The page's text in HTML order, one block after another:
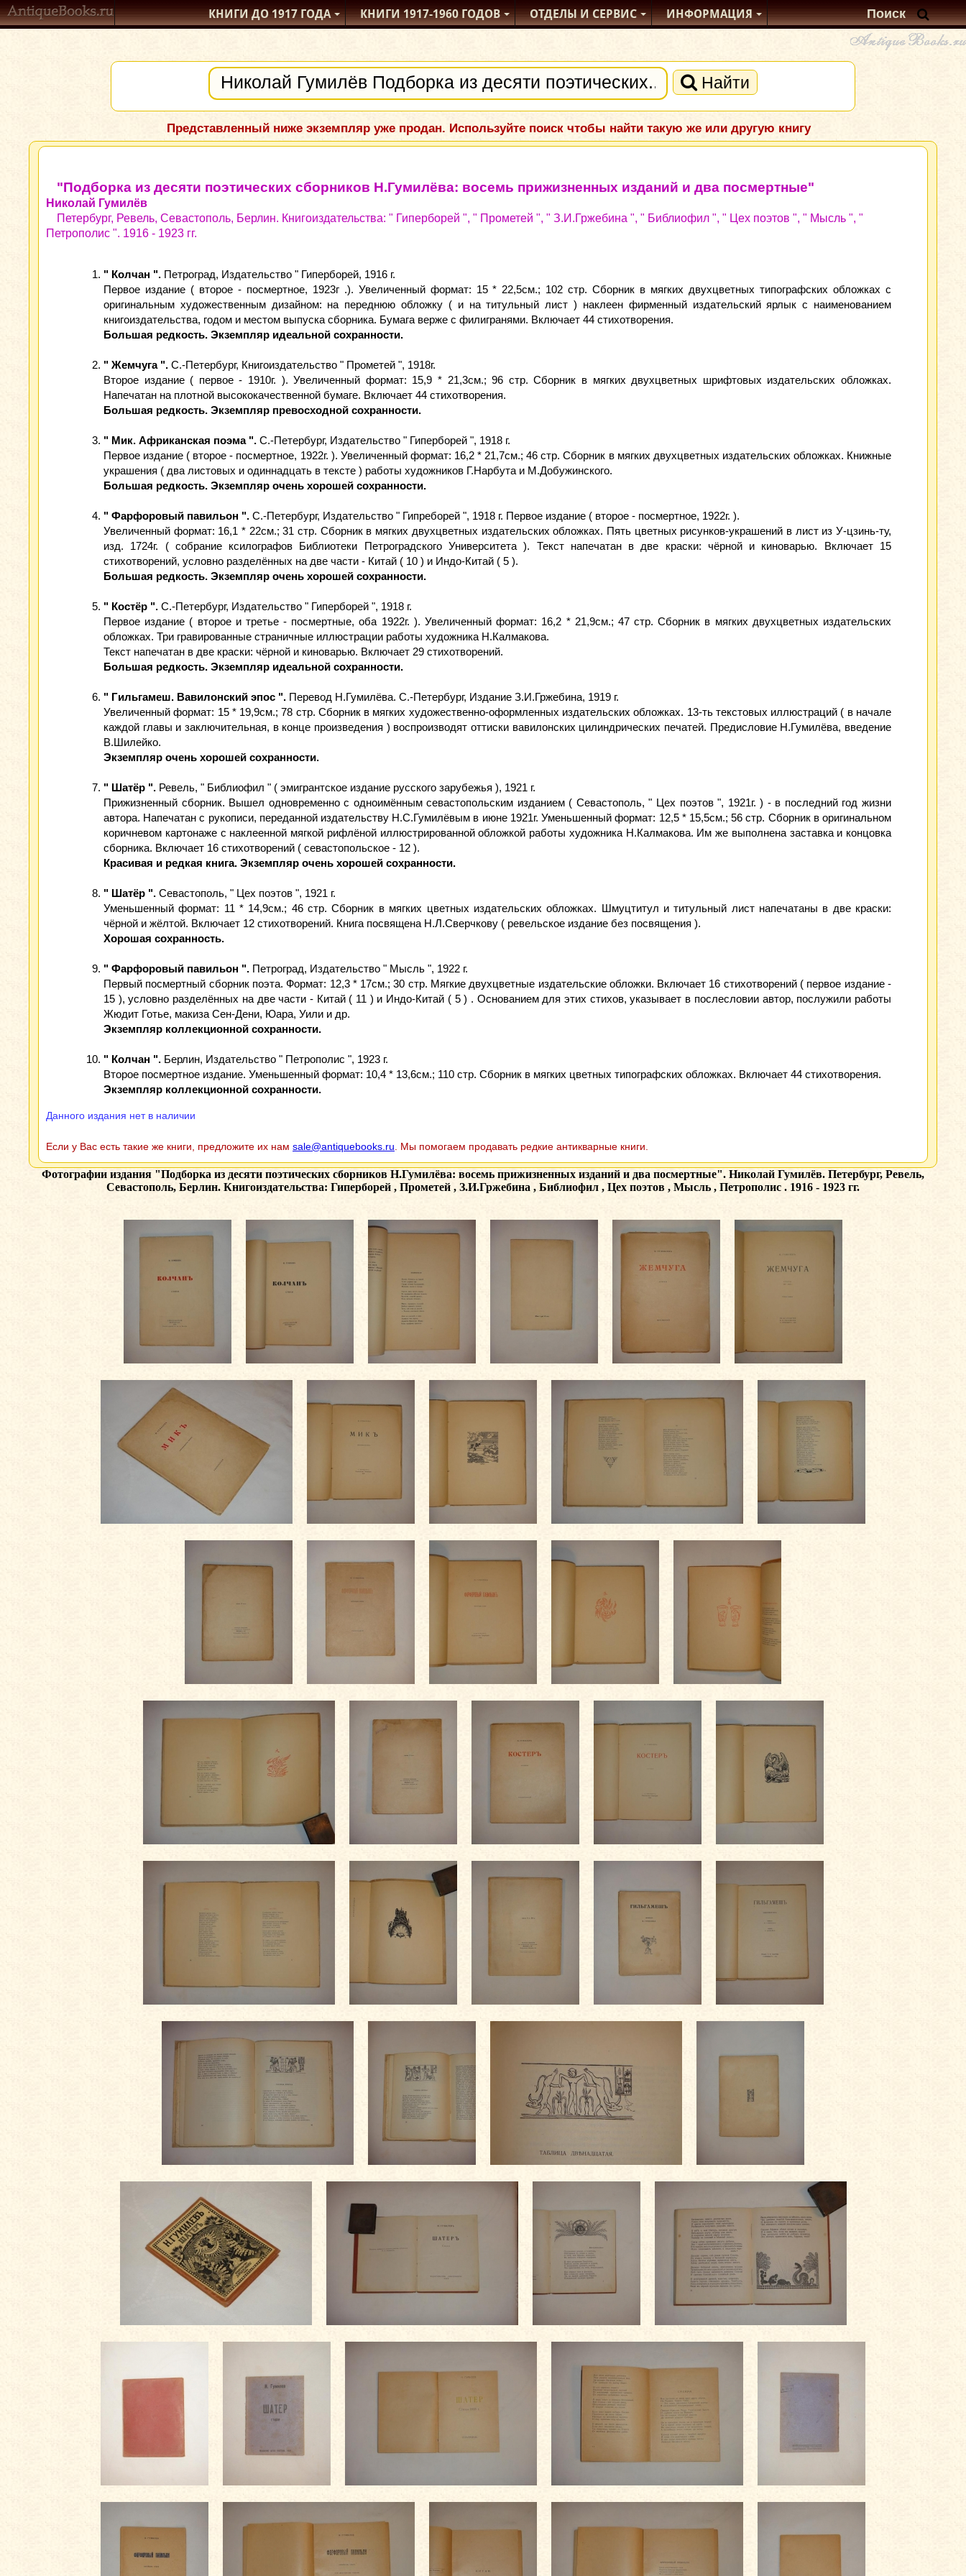
КНИГИ ДО 1917ГОДА КНИГИ1917-1960ГОДОВ ОТДЕЛЫИ СЕРВИС ИНФОРМАЦИЯ
Найти
Представленный ниже экземпляр уже продан. Используйте поиск чтобы найти такую же или другую книгу
"Подборка из десяти поэтических сборников Н.Гумилёва: восемь прижизненных изданий и два посмертные"
Николай Гумилёв
Петербург, Ревель, Севастополь, Берлин. Книгоиздательства: " Гиперборей ", " Прометей ", " З.И.Гржебина ", " Библиофил ", " Цех поэтов ", " Мысль ", "
Петрополис ". 1916 - 1923 гг.
" Колчан ". Петроград, Издательство " Гиперборей, 1916 г.
Первое издание ( второе - посмертное, 1923г .). Увеличенный формат: 15 * 22,5см.; 102 стр. Сборник в мягких двухцветных типографских обложках с
оригинальным художественным дизайном: на переднюю обложку ( и на титульный лист ) наклеен фирменный издательский ярлык с наименованием
книгоиздательства, годом и местом выпуска сборника. Бумага верже с филигранями. Включает 44 стихотворения.
Большая редкость. Экземпляр идеальной сохранности.
" Жемчуга ". С.-Петербург, Книгоиздательство " Прометей ", 1918г.
Второе издание ( первое - 1910г. ). Увеличенный формат: 15,9 * 21,3см.; 96 стр. Сборник в мягких двухцветных шрифтовых издательских обложках.
Напечатан на плотной высококачественной бумаге. Включает 44 стихотворения.
Большая редкость. Экземпляр превосходной сохранности.
" Мик. Африканская поэма ". С.-Петербург, Издательство " Гиперборей ", 1918 г.
Первое издание ( второе - посмертное, 1922г. ). Увеличенный формат: 16,2 * 21,7см.; 46 стр. Сборник в мягких двухцветных издательских обложках. Книжные
украшения ( два листовых и одиннадцать в тексте ) работы художников Г.Нарбута и М.Добужинского.
Большая редкость. Экземпляр очень хорошей сохранности.
" Фарфоровый павильон ". С.-Петербург, Издательство " Гипреборей ", 1918 г. Первое издание ( второе - посмертное, 1922г. ).
Увеличенный формат: 16,1 * 22см.; 31 стр. Сборник в мягких двухцветных издательских обложках. Пять цветных рисунков-украшений в лист из У-цзинь-ту,
изд. 1724г. ( собрание ксилографов Библиотеки Петроградского Университета ). Текст напечатан в две краски: чёрной и киноварью. Включает 15
стихотворений, условно разделённых на две части - Китай ( 10 ) и Индо-Китай ( 5 ).
Большая редкость. Экземпляр очень хорошей сохранности.
" Костёр ". С.-Петербург, Издательство " Гиперборей ", 1918 г.
Первое издание ( второе и третье - посмертные, оба 1922г. ). Увеличенный формат: 16,2 * 21,9см.; 47 стр. Сборник в мягких двухцветных издательских
обложках. Три гравированные страничные иллюстрации работы художника Н.Калмакова.
Текст напечатан в две краски: чёрной и киноварью. Включает 29 стихотворений.
Большая редкость. Экземпляр идеальной сохранности.
" Гильгамеш. Вавилонский эпос ". Перевод Н.Гумилёва. С.-Петербург, Издание З.И.Гржебина, 1919 г.
Увеличенный формат: 15 * 19,9см.; 78 стр. Сборник в мягких художественно-оформленных издательских обложках. 13-ть текстовых иллюстраций ( в начале
каждой главы и заключительная, в конце произведения ) воспроизводят оттиски вавилонских цилиндрических печатей. Предисловие Н.Гумилёва, введение
В.Шилейко.
Экземпляр очень хорошей сохранности.
" Шатёр ". Ревель, " Библиофил " ( эмигрантское издание русского зарубежья ), 1921 г.
Прижизненный сборник. Вышел одновременно с одноимённым севастопольским изданием ( Севастополь, " Цех поэтов ", 1921г. ) - в последний год жизни
автора. Напечатан с рукописи, переданной издательству Н.С.Гумилёвым в июне 1921г. Уменьшенный формат: 12,5 * 15,5см.; 56 стр. Сборник в оригинальном
коричневом картонаже с наклеенной мягкой рифлёной иллюстрированной обложкой работы художника Н.Калмакова. Им же выполнена заставка и концовка
сборника. Включает 16 стихотворений ( севастопольское - 12 ).
Красивая и редкая книга. Экземпляр очень хорошей сохранности.
" Шатёр ". Севастополь, " Цех поэтов ", 1921 г.
Уменьшенный формат: 11 * 14,9см.; 46 стр. Сборник в мягких цветных издательских обложках. Шмуцтитул и титульный лист напечатаны в две краски:
чёрной и жёлтой. Включает 12 стихотворений. Книга посвящена Н.Л.Сверчкову ( ревельское издание без посвящения ).
Хорошая сохранность.
" Фарфоровый павильон ". Петроград, Издательство " Мысль ", 1922 г.
Первый посмертный сборник поэта. Формат: 12,3 * 17см.; 30 стр. Мягкие двухцветные издательские обложки. Включает 16 стихотворений ( первое издание -
15 ), условно разделённых на две части - Китай ( 11 ) и Индо-Китай ( 5 ) . Основанием для этих стихов, указывает в послесловии автор, послужили работы
Жюдит Готье, макиза Сен-Дени, Юара, Уили и др.
Экземпляр коллекционной сохранности.
" Колчан ". Берлин, Издательство " Петрополис ", 1923 г.
Второе посмертное издание. Уменьшенный формат: 10,4 * 13,6см.; 110 стр. Сборник в мягких цветных типографских обложках. Включает 44 стихотворения.
Экземпляр коллекционной сохранности.
Данного издания нет в наличии
Если у Вас есть такие же книги, предложите их нам sale@antiquebooks.ru . Мы помогаем продавать редкие антикварные книги.
Фотографии издания "Подборка из десяти поэтических сборников Н.Гумилёва: восемь прижизненных изданий и два посмертные". Николай Гумилёв. Петербург, Ревель,
Севастополь, Берлин. Книгоиздательства: Гиперборей , Прометей , З.И.Гржебина , Библиофил , Цех поэтов , Мысль , Петрополис . 1916 - 1923 гг.